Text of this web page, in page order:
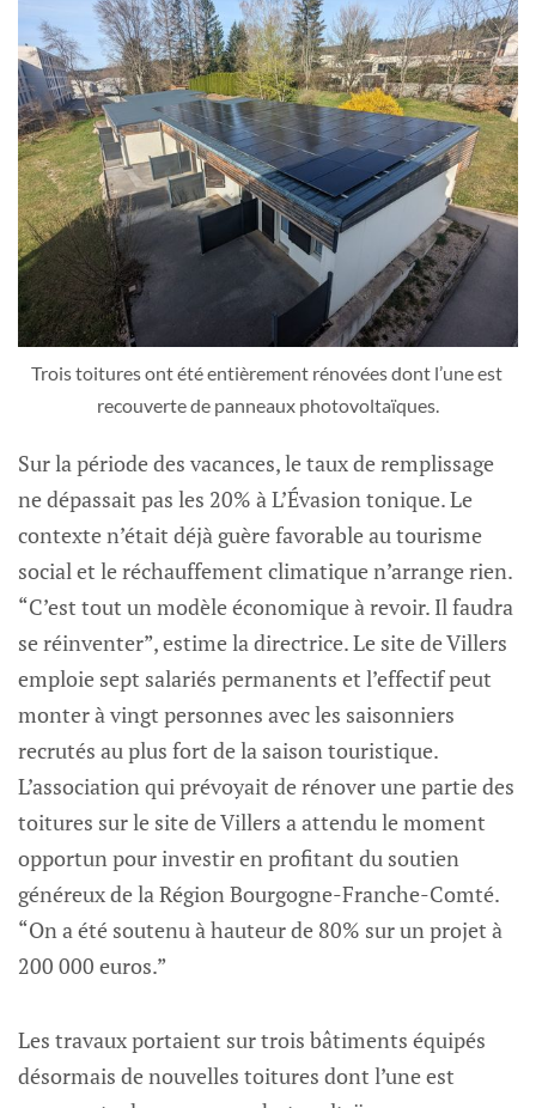
Trois toitures ont été entièrement rénovées dont l’une est
recouverte de panneaux photovoltaïques.
Sur la période des vacances, le taux de remplissage
ne dépassait pas les 20% à L’Évasion tonique. Le
contexte n’était déjà guère favorable au tourisme
social et le réchauffement climatique n’arrange rien.
“C’est tout un modèle économique à revoir. Il faudra
se réinventer”, estime la directrice. Le site de Villers
emploie sept salariés permanents et l’effectif peut
monter à vingt personnes avec les saisonniers
recrutés au plus fort de la saison touristique.
L’association qui prévoyait de rénover une partie des
toitures sur le site de Villers a attendu le moment
opportun pour investir en profitant du soutien
généreux de la Région Bourgogne-Franche-Comté.
“On a été soutenu à hauteur de 80% sur un projet à
200 000 euros.”
Les travaux portaient sur trois bâtiments équipés
désormais de nouvelles toitures dont l’une est